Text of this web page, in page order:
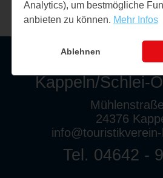
Kappeln/Schlei-
24376
Tel. 04642 -
Analytics), um bestmögliche
anbieten zu können. Mehr Infos
Ablehnen